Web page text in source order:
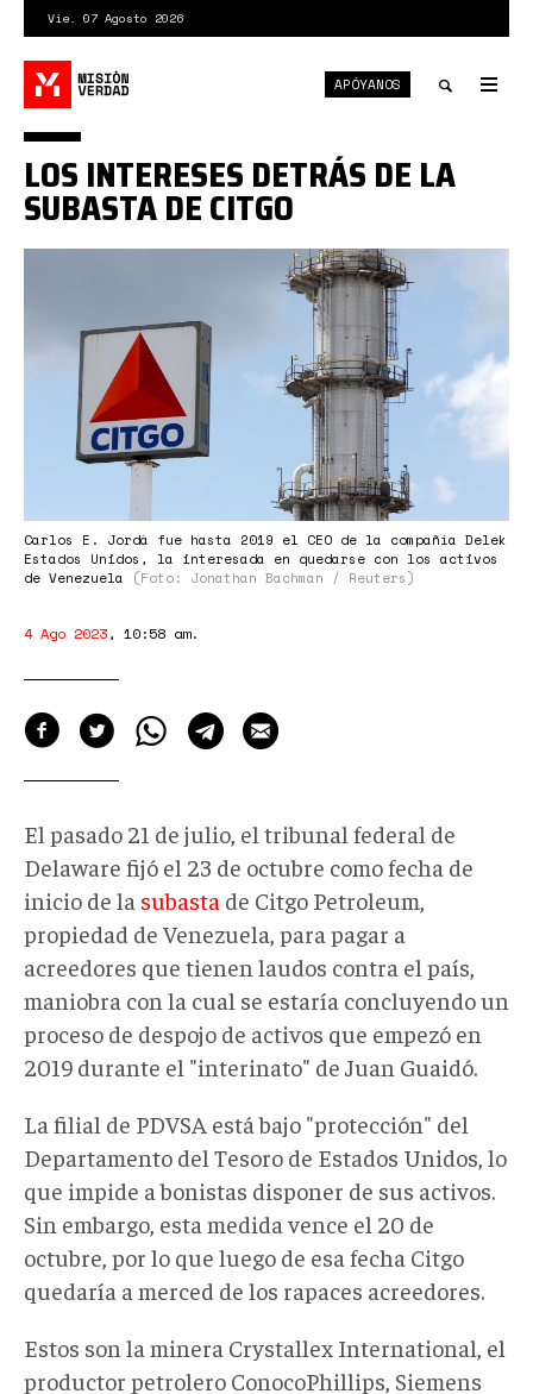
contenido
principal
Vie. 07 Agosto 2026
search
APÓYANOS
Carlos E. Jordá fue hasta 2019 el CEO de la compañía Delek
Estados Unidos, la interesada en quedarse con los activos
de Venezuela
(Foto: Jonathan Bachman / Reuters)
LOS INTERESES DETRÁS DE LA
SUBASTA DE CITGO
4 Ago 2023, 10:58 am.
El pasado 21 de julio, el tribunal federal de
Delaware fijó el 23 de octubre como fecha de
inicio de la subasta de Citgo Petroleum,
propiedad de Venezuela, para pagar a
acreedores que tienen laudos contra el país,
maniobra con la cual se estaría concluyendo un
proceso de despojo de activos que empezó en
2019 durante el "interinato" de Juan Guaidó.
La filial de PDVSA está bajo "protección" del
Departamento del Tesoro de Estados Unidos, lo
que impide a bonistas disponer de sus activos.
Sin embargo, esta medida vence el 20 de
octubre, por lo que luego de esa fecha Citgo
quedaría a merced de los rapaces acreedores.
Estos son la minera Crystallex International, el
productor petrolero ConocoPhillips, Siemens